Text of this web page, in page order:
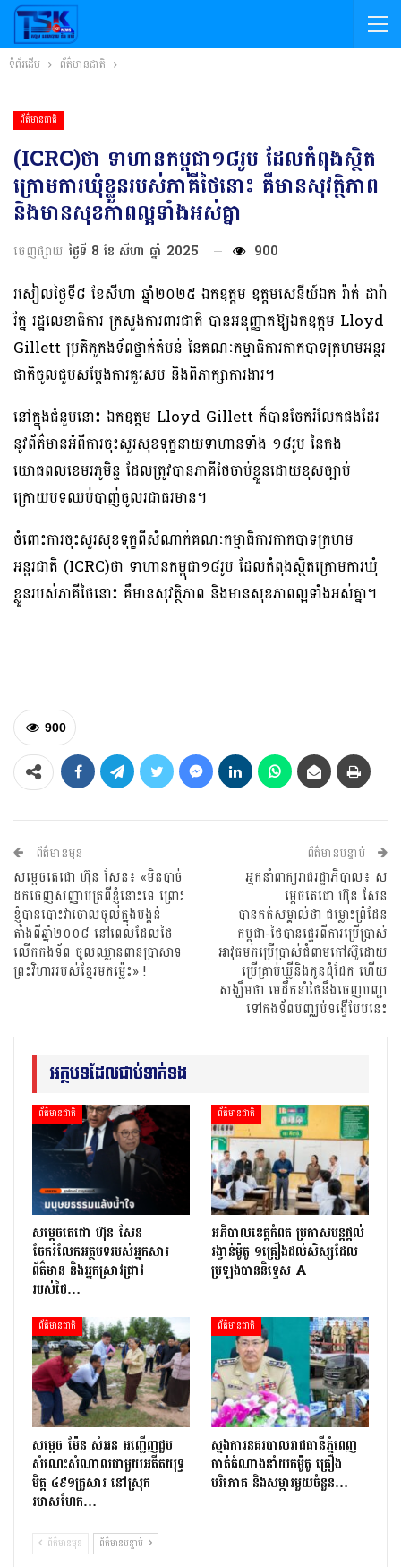
ទំព័រដើម ព័ត៌មានជាតិ
ព័ត៌មានជាតិ
(ICRC)ថា ទាហានកម្ពុជា១៨រូប ដែលកំពុងស្ថិត
ក្រោមការឃុំខ្លួនរបស់ភាគីថៃនោះ គឺមានសុវត្ថិភាព
និងមានសុខភាពល្អទាំងអស់គ្នា
ចេញផ្សាយ ថ្ងៃទី 8 ខែ សីហា ឆ្នាំ 2025 900
រសៀលថ្ងៃទី៨ ខែសីហា ឆ្នាំ២០២៥ ឯកឧត្តម ឧត្តមសេនីយ៍ឯក រ៉ាត់ ដារ៉ា
រ័ត្ន រដ្ឋលេខាធិការ ក្រសួងការពារជាតិ បានអនុញ្ញាតឱ្យឯកឧត្តម Lloyd
Gillett ប្រតិភូកងទ័ពថ្នាក់តំបន់ នៃគណៈកម្មាធិការកាកបាទក្រហមអន្តរ
ជាតិចូលជួបសម្តែងការគួរសម និងពិភាក្សាការងារ។
នៅក្នុងជំនួបនោះ ឯកឧត្តម Lloyd Gillett ក៏បានចែករំលែកផងដែរ
នូវព័ត៌មានអំពីការចុះសួរសុខទុក្ខនាយទាហានទាំង ១៨រូប នៃកង
យោធពលខេមរភូមិន្ទ ដែលត្រូវបានភាគីថៃចាប់ខ្លួនដោយខុសច្បាប់
ក្រោយបទឈប់បាញ់ចូលរជាធរមាន។
ចំពោះការចុះសួរសុខទុក្ខពីសំណាក់គណៈកម្មាធិការកាកបាទក្រហម
អន្តរជាតិ (ICRC)ថា ទាហានកម្ពុជា១៨រូប ដែលកំពុងស្ថិតក្រោមការឃុំ
ខ្លួនរបស់ភាគីថៃនោះ គឺមានសុវត្ថិភាព និងមានសុខភាពល្អទាំងអស់គ្នា។
900
ព័ត៌មានមុន
សម្តេចតេជោ ហ៊ុន សែន៖ «មិនបាច់
ដកចេញសញ្ញាបត្រពីខ្ញុំនោះទេ ព្រោះ
ខ្ញុំបានបោះវាចោលចូលក្នុងបង្គន់
តាំងពីឆ្នាំ២០០៨ នៅពេលដែលថៃ
លើកកងទ័ព ចូលឈ្លានពានប្រាសាទ
ព្រះវិហាររបស់ខ្មែរមកម៉្លេះ» !
ព័ត៌មានបន្ទាប់
អ្នកនាំពាក្យរាជរដ្ឋាភិបាល៖ ស
ម្តេចតេជោ ហ៊ុន សែន
បានកត់សម្គាល់ថា ជម្លោះព្រំដែន
កម្ពុជា-ថៃបានផ្ទេរពីការប្រើប្រាស់
អាវុធមកប្រើប្រាស់ជំពាមកៅស៊ូដោយ
ប្រើគ្រាប់ឃ្លីនិងកូនដុំដែក ហើយ
សង្ឃឹមថា មេដឹកនាំថៃនឹងចេញបញ្ជា
ទៅកងទ័ពបញ្ឈប់ទង្វើបែបនេះ
អត្ថបទដែលជាប់ទាក់ទង
ព័ត៌មានជាតិ
សម្តេចតេជោ ហ៊ុន សែន
ចែករំលែកអត្ថបទរបស់អ្នកសារ
ព័ត៌មាន និងអ្នកស្រាវជ្រាវ
របស់ថៃ…
ព័ត៌មានជាតិ
អភិបាលខេត្តកំពត ប្រកាសបន្តផ្តល់
រង្វាន់ម៉ូតូ ១គ្រឿងដល់សិស្សដែល
ប្រឡងបាននិទ្ទេស A
ព័ត៌មានជាតិ
សម្តេច ម៉ែន សំអន អញ្ជើញជួប
សំណេះសំណាលជាមួយអតីតយុទ្ធ
មិត្ត ៤៩១គ្រួសារ នៅស្រុក
រមាសហែក…
ព័ត៌មានជាតិ
ស្នងការនគរបាលរាជធានីភ្នំពេញ
ចាត់តំណាងនាំយកម៉ូតូ គ្រឿង
បរិភោគ និងសម្ភារមួយចំនួន…
ព័ត៌មានមុន ព័ត៌មានបន្ទាប់